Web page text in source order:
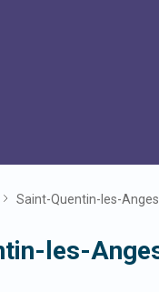
Saint-Quentin-les-Anges
les-